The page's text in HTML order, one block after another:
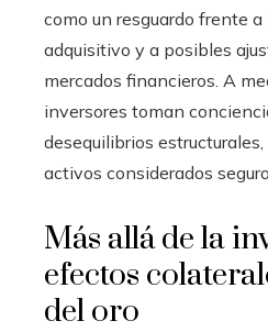
como un resguardo frente
adquisitivo y a posibles
mercados financieros. A
inversores toman
desequilibrios
activos considerados
Más allá de la
efectos
del oro